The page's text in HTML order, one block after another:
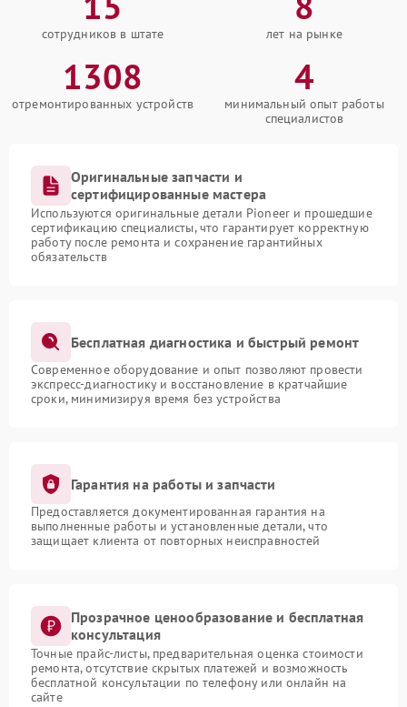
сотрудников в штате лет на рынке
1308
отремонтированных устройств
4
минимальный опыт работы
специалистов
Оригинальные запчасти и
сертифицированные мастера
Используются оригинальные детали Pioneer и прошедшие
сертификацию специалисты, что гарантирует корректную
работу после ремонта и сохранение гарантийных
обязательств
Бесплатная диагностика и быстрый ремонт
Современное оборудование и опыт позволяют провести
экспресс-диагностику и восстановление в кратчайшие
сроки, минимизируя время без устройства
Гарантия на работы и запчасти
Предоставляется документированная гарантия на
выполненные работы и установленные детали, что
защищает клиента от повторных неисправностей
Прозрачное ценообразование и бесплатная
консультация
Точные прайс-листы, предварительная оценка стоимости
ремонта, отсутствие скрытых платежей и возможность
бесплатной консультации по телефону или онлайн на
сайте